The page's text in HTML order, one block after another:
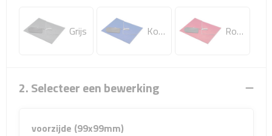
Laptop rugzakken
Sport- & Recreatietassen
Sporttassen
Grijs Koningsblauw Rood
2. Selecteer een bewerking
voorzijde (99x99mm)